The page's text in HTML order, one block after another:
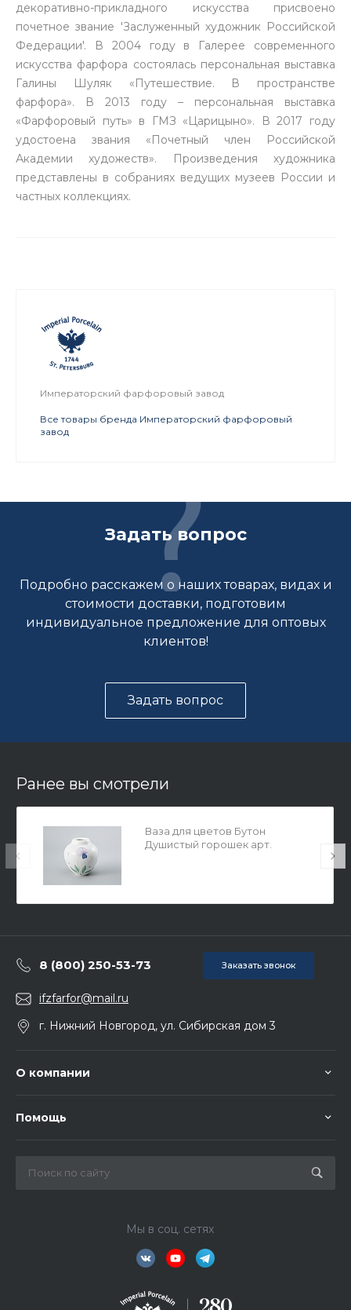
декоративно-прикладного искусства присвоено
почетное звание 'Заслуженный художник Российской
Федерации'. В 2004 году в Галерее современного
искусства фарфора состоялась персональная выставка
Галины Шуляк «Путешествие. В пространстве
фарфора». В 2013 году – персональная выставка
«Фарфоровый путь» в ГМЗ «Царицыно». В 2017 году
удостоена звания «Почетный член Российской
Академии художеств». Произведения художника
представлены в собраниях ведущих музеев России и
частных коллекциях.
Императорский фарфоровый завод
Все товары бренда Императорский фарфоровый
завод
Задать вопрос
Подробно расскажем о наших товарах, видах и
стоимости доставки, подготовим
индивидуальное предложение для оптовых
клиентов!
Задать вопрос
Ранее вы смотрели
Ваза для цветов Бутон
Душистый горошек арт.
8 (800) 250-53-73 Заказать звонок
ifzfarfor@mail.ru
г. Нижний Новгород, ул. Сибирская дом 3
О компании
Помощь
Мы в соц. сетях